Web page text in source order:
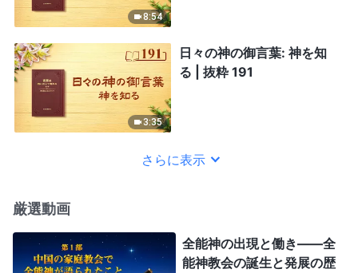
8:54
3:35
日々の神の御言葉: 神を知
る | 抜粋 191
さらに表示
厳選動画
全能神の出現と働き——全
能神教会の誕生と発展の歴